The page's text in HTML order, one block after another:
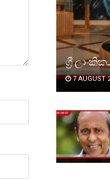
ශ්‍රී
7 AUGUST